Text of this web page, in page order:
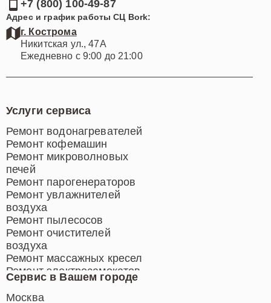
+7 (800) 100-49-87
Адрес и график работы СЦ Bork:
г. Кострома
Никитская ул., 47А
Ежедневно с 9:00 до 21:00
Сервис в Вашем городе
Москва
Услуги сервиса
Ремонт водонагревателей
Ремонт кофемашин
Ремонт микроволновых
печей
Ремонт парогенераторов
Ремонт увлажнителей
воздуха
Ремонт пылесосов
Ремонт очистителей
воздуха
Ремонт массажных кресел
Ремонт электросамокатов
Ремонт индукционных плит
Ремонт роботов-пылесосов